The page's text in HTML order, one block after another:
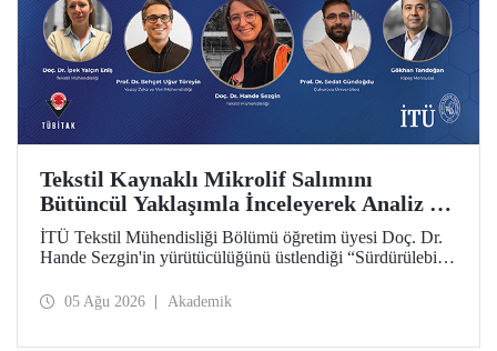
Tekstil Kaynaklı Mikrolif Salımını
Bütüncül Yaklaşımla İnceleyerek Analiz ve
Azaltım Stratejileri Geliştirecek Projeye
TÜBİTAK Desteği
İTÜ Tekstil Mühendisliği Bölümü öğretim üyesi Doç. Dr.
Hande Sezgin'in yürütücülüğünü üstlendiği “Sürdürülebilir
Koşullarına Bağlı Mikrolif Salımı: Aşınma, UV Maruziyeti
05 Ağu 2026 Akademik